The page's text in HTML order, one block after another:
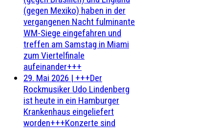
(gegen Mexiko) haben in der
vergangenen Nacht fulminante
WM-Siege eingefahren und
treffen am Samstag in Miami
zum Viertelfinale
aufeinander+++
29. Mai 2026 | +++Der
Rockmusiker Udo Lindenberg
ist heute in ein Hamburger
Krankenhaus eingeliefert
worden+++Konzerte sind